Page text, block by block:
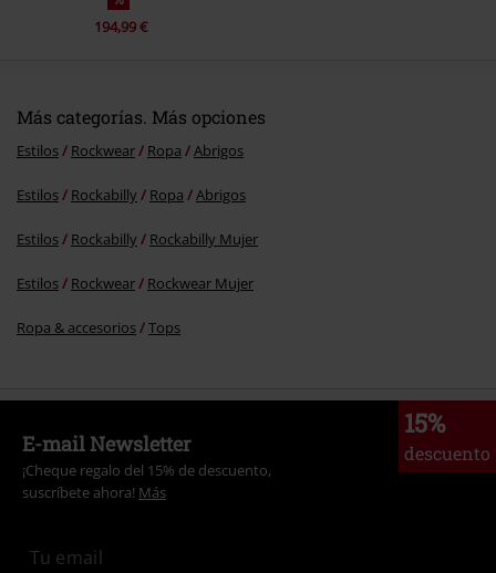
194,99 €
Más categorías. Más opciones
Estilos Rockwear Ropa Abrigos
Estilos Rockabilly Ropa Abrigos
Estilos Rockabilly Rockabilly Mujer
Estilos Rockwear Rockwear Mujer
Ropa & accesorios Tops
15%
descuento
E-mail Newsletter
¡Cheque regalo del 15% de descuento,
suscríbete ahora! Más